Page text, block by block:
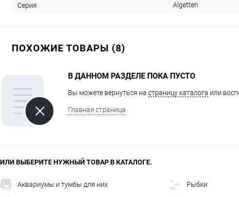
Серия Algetten
ПОХОЖИЕ ТОВАРЫ (8)
В ДАННОМ РАЗДЕЛЕ ПОКА ПУСТО
Вы можете вернуться на страницу каталога или
Главная страница
ИЛИ ВЫБЕРИТЕ НУЖНЫЙ ТОВАР В КАТАЛОГЕ.
Аквариумы и тумбы для них Рыбки